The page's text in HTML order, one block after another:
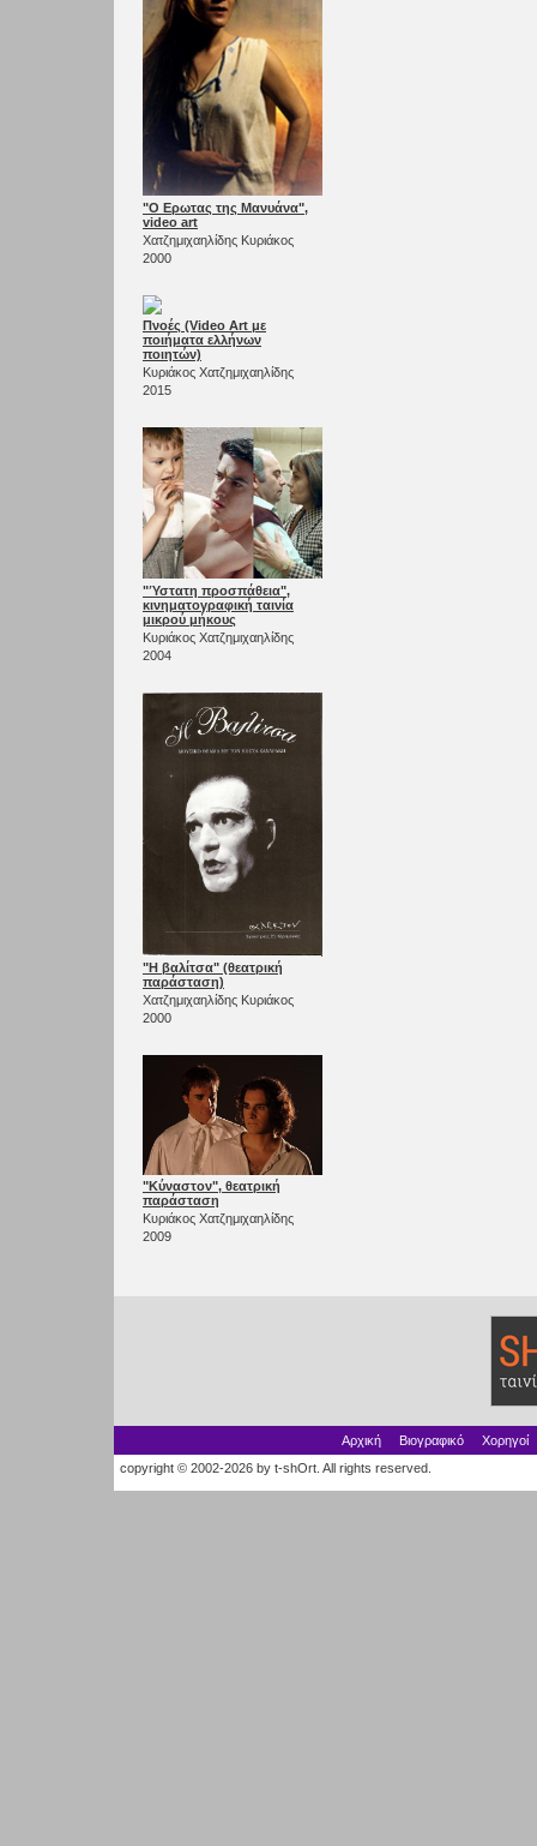
"Ο Ερωτας της Μανυάνα",
video art
Χατζημιχαηλίδης Κυριάκος
2000
Πνοές (Video Αrt με
ποιήματα ελλήνων
ποιητών)
Κυριάκος Χατζημιχαηλίδης
2015
"Ύστατη προσπάθεια",
κινηματογραφική ταινία
μικρού μήκους
Κυριάκος Χατζημιχαηλίδης
2004
"Η βαλίτσα" (θεατρική
παράσταση)
Χατζημιχαηλίδης Κυριάκος
2000
"Κύναστον", θεατρική
παράσταση
Κυριάκος Χατζημιχαηλίδης
2009
Αρχική Βιογραφικό
Χορηγοί
copyright © 2002-2026 by t-shOrt. All rights reserved.